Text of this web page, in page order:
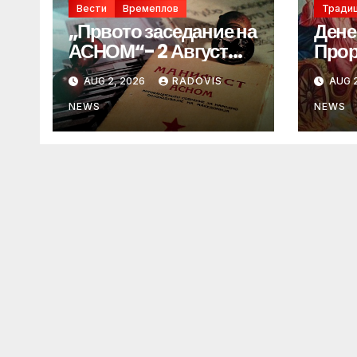
Вести Времеплов
„Првото заседание на
АСНОМ“- 2 Август
1944 год.
AUG 2, 2026 RADOVIS
NEWS
AUG
NEWS